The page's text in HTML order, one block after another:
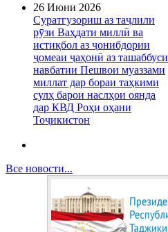
26 Июни 2026
Суратгузориш аз таҷлили
рӯзи Ваҳдати миллӣ ва
истиқбол аз ҷонибдории
ҷомеаи ҷаҳонӣ аз ташаббуси
навбатии Пешвои муаззами
миллат дар бораи таҳкими
сулҳ барои наслҳои оянда
дар КВД Роҳи оҳани
Тоҷикистон
Все новости...